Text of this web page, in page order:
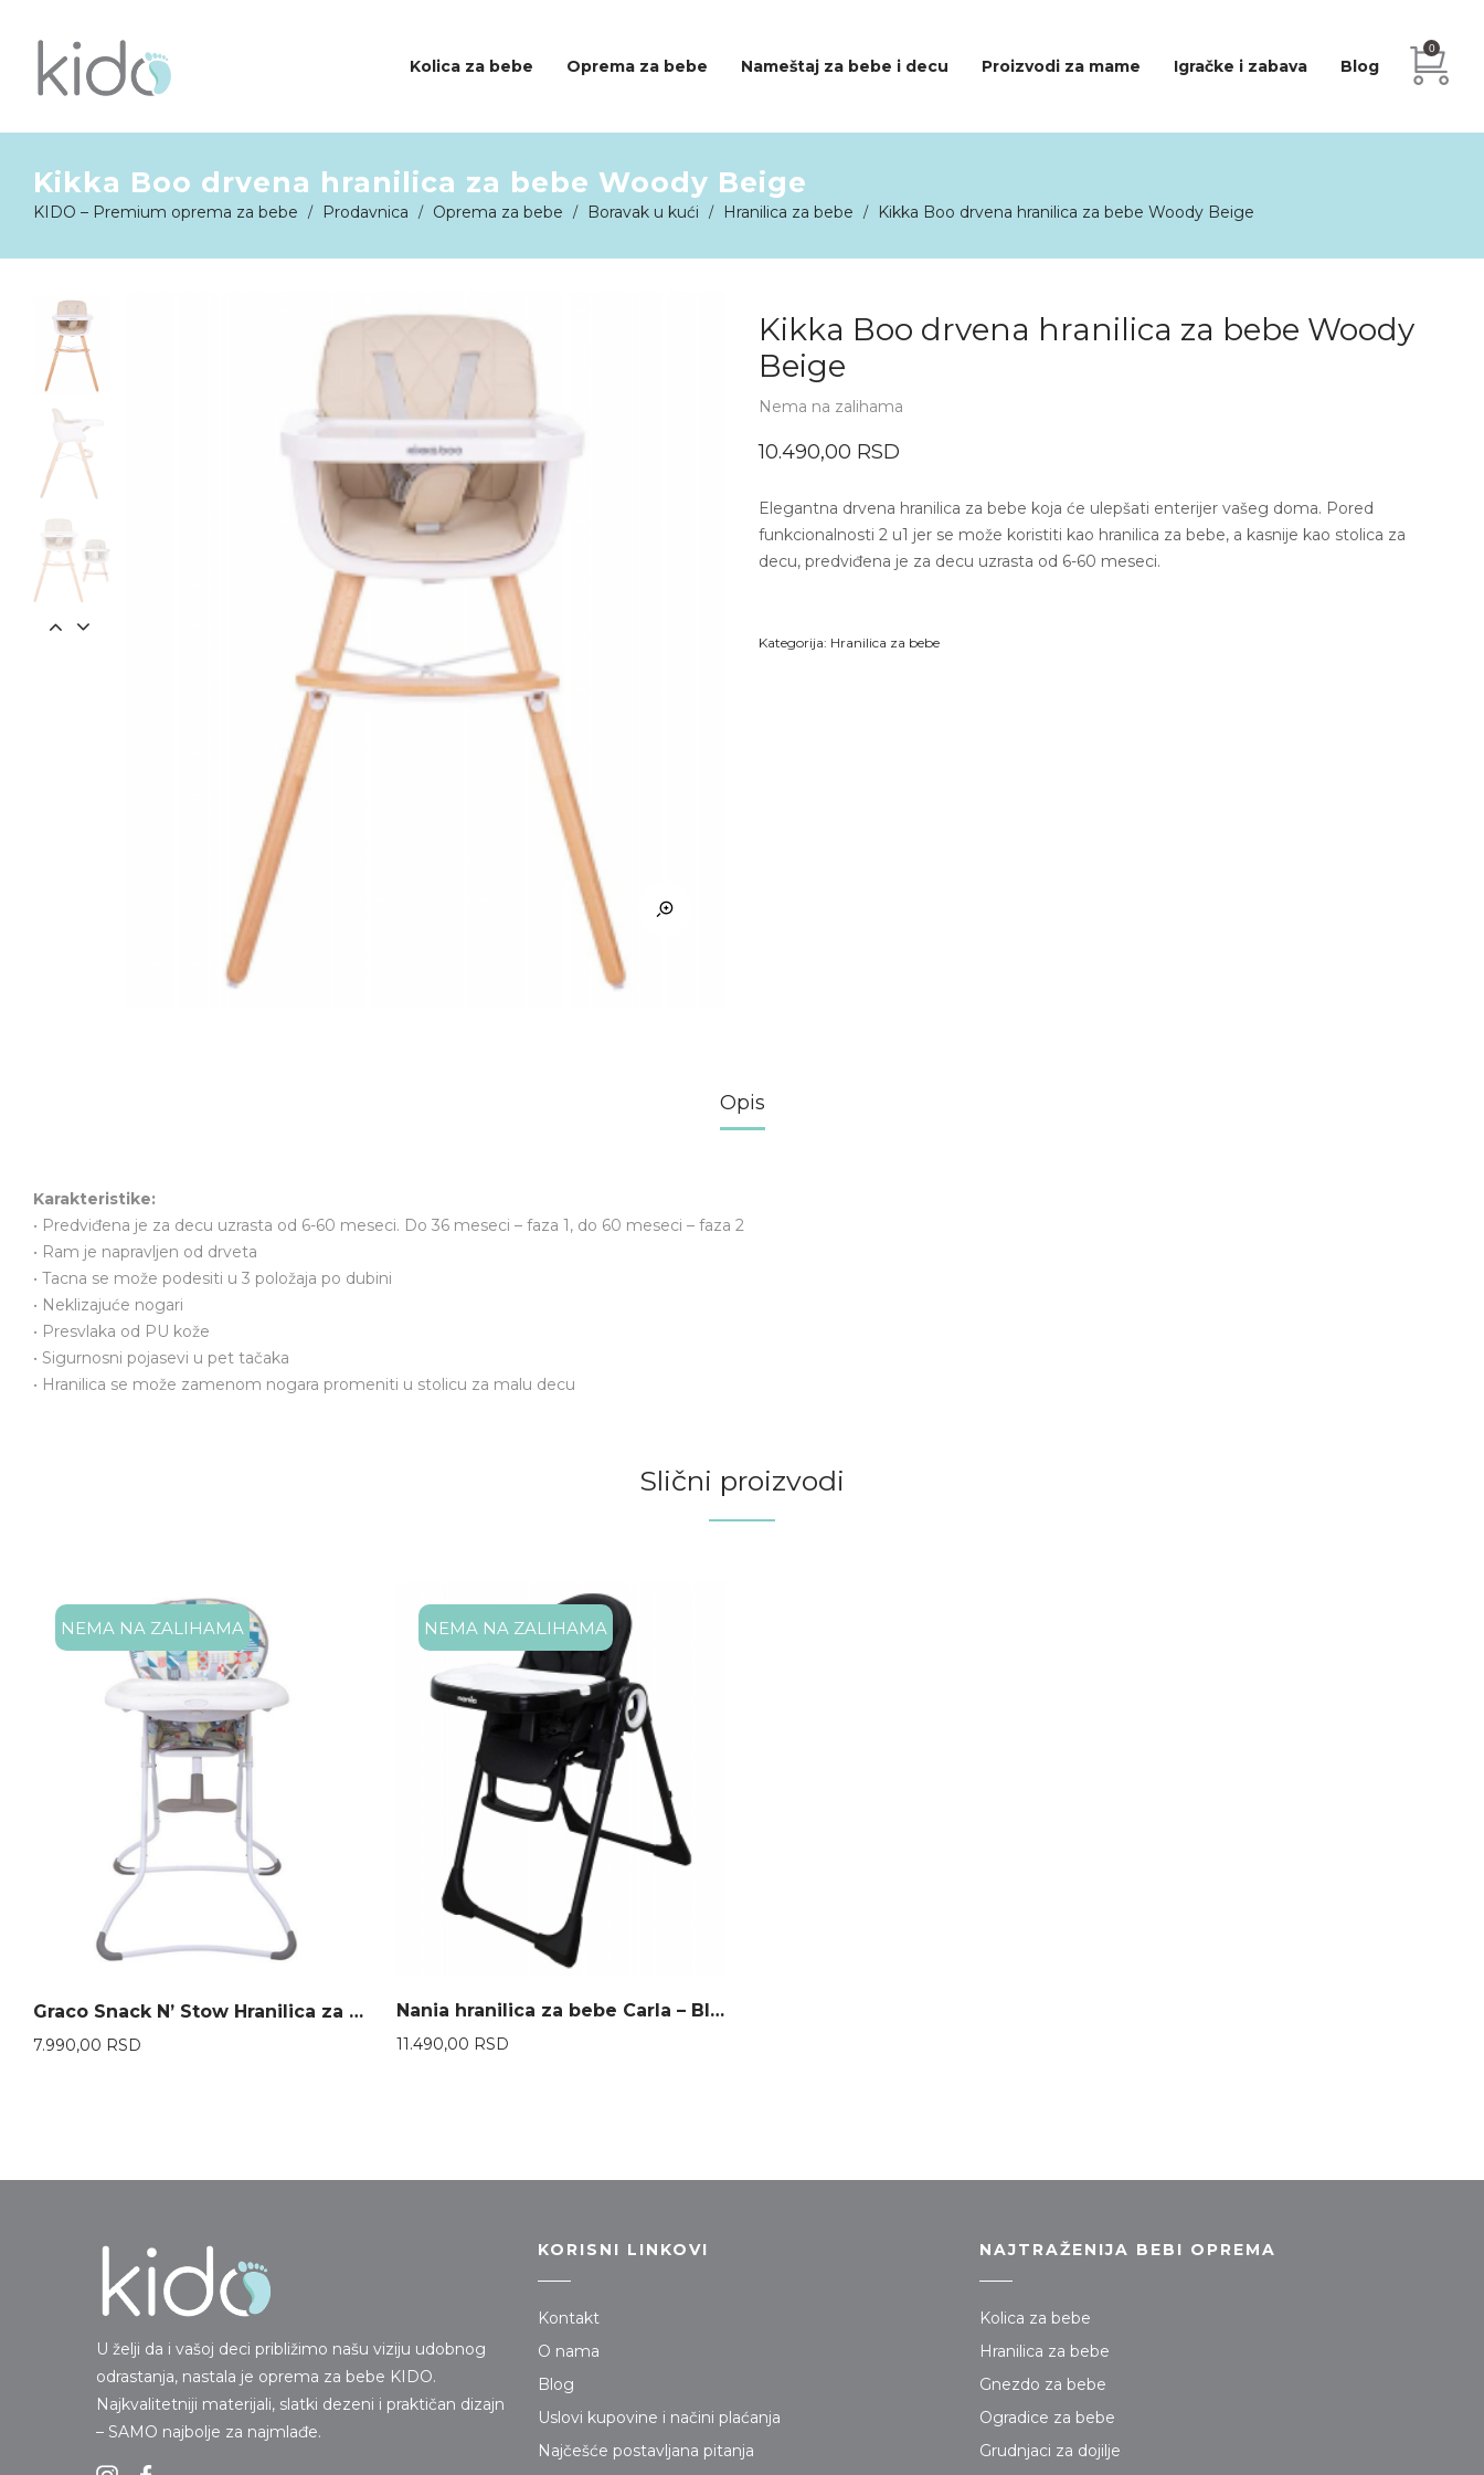
KIDO
Kolica za bebe Oprema za bebe Nameštaj za bebe i decu Proizvodi za mame Igračke i zabava Blog
0
Kikka Boo drvena hranilica za bebe Woody Beige
KIDO – Premium oprema za bebe / Prodavnica / Oprema za bebe / Boravak u kući / Hranilica za bebe / Kikka Boo drvena hranilica za bebe Woody Beige
Kikka Boo drvena hranilica za bebe Woody
Beige
Nema na zalihama
10.490,00 RSD
Elegantna drvena hranilica za bebe koja će ulepšati enterijer vašeg doma. Pored
funkcionalnosti 2 u1 jer se može koristiti kao hranilica za bebe, a kasnije kao stolica za
decu, predviđena je za decu uzrasta od 6-60 meseci.
Kategorija: Hranilica za bebe
Opis
Karakteristike:
• Predviđena je za decu uzrasta od 6-60 meseci. Do 36 meseci – faza 1, do 60 meseci – faza 2
• Ram je napravljen od drveta
• Tacna se može podesiti u 3 položaja po dubini
• Neklizajuće nogari
• Presvlaka od PU kože
• Sigurnosni pojasevi u pet tačaka
• Hranilica se može zamenom nogara promeniti u stolicu za malu decu
Slični proizvodi
NEMA NA ZALIHAMA
Graco Snack N’ Stow Hranilica za decu Patchwork
7.990,00 RSD
NEMA NA ZALIHAMA
Nania hranilica za bebe Carla – Black
11.490,00 RSD
U želji da i vašoj deci približimo našu viziju udobnog
odrastanja, nastala je oprema za bebe KIDO.
Najkvalitetniji materijali, slatki dezeni i praktičan dizajn
– SAMO najbolje za najmlađe.
KORISNI LINKOVI
Kontakt
O nama
Blog
Uslovi kupovine i načini plaćanja
Najčešće postavljana pitanja
NAJTRAŽENIJA BEBI OPREMA
Kolica za bebe
Hranilica za bebe
Gnezdo za bebe
Ogradice za bebe
Grudnjaci za dojilje